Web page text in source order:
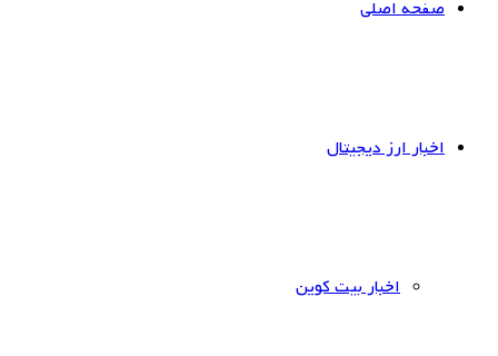
صفحه اصلی
اخبار ارز دیجیتال
اخبار بیت کوین